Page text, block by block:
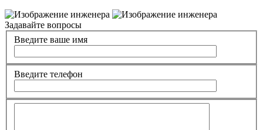
Задавайте вопросы
Введите ваше имя
Введите телефон